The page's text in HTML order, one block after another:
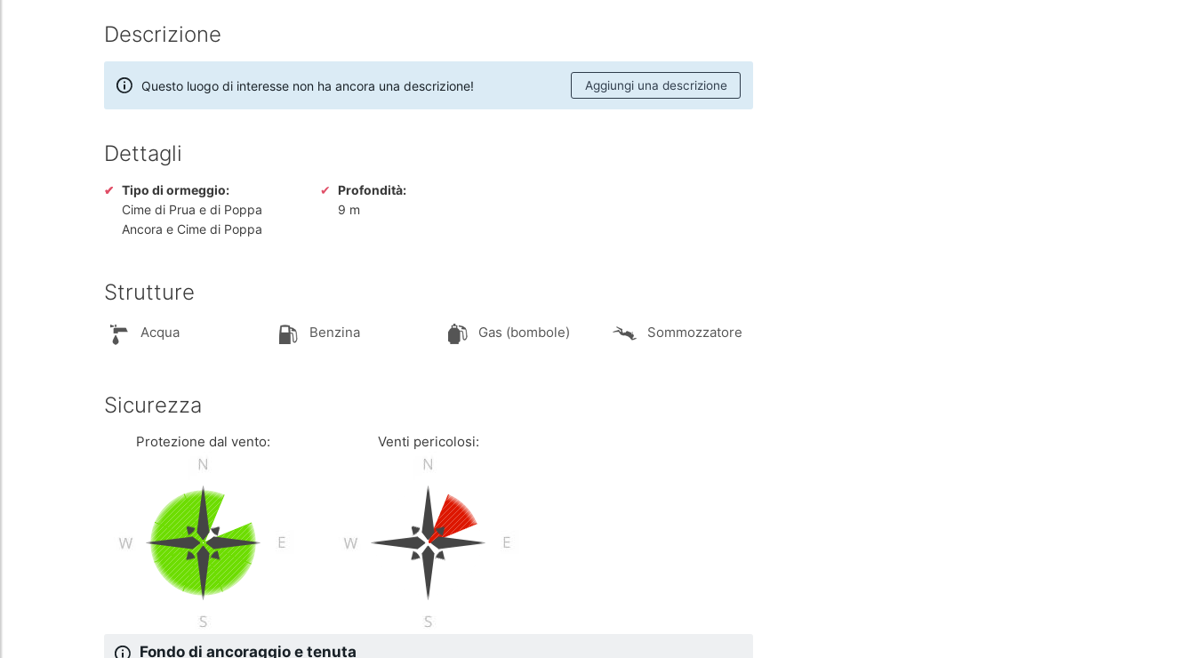
Descrizione
Questo luogo di interesse non ha ancora una descrizione! Aggiungi una descrizione
Dettagli
Tipo di ormeggio:
Cime di Prua e di Poppa
Ancora e Cime di Poppa
Profondità:
9 m
Strutture
Acqua Benzina Gas (bombole) Sommozzatore
Sicurezza
Protezione dal vento: Venti pericolosi:
Fondo di ancoraggio e tenuta